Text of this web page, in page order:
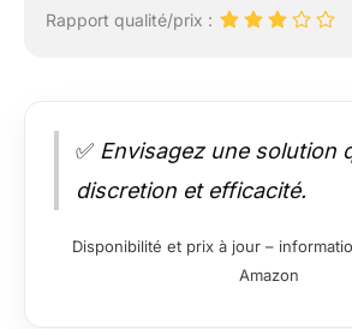
Rapport qualité/prix :
✅ Envisagez une solution
discretion et efficacité.
Disponibilité et prix à jour –
Amazon